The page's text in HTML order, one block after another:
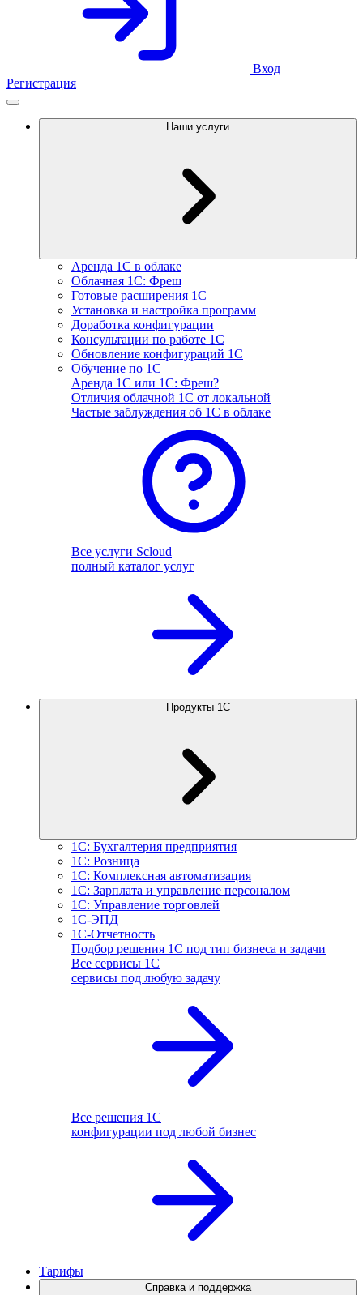
Вход
Регистрация
Наши услуги
Аренда 1С в облаке
Облачная 1С: Фреш
Готовые расширения 1С
Установка и настройка программ
Доработка конфигурации
Консультации по работе 1С
Обновление конфигураций 1С
Обучение по 1С
Аренда 1С или 1С: Фреш?
Отличия облачной 1С от локальной
Частые заблуждения об 1С в облаке
Все услуги Scloud
полный каталог услуг
Продукты 1С
1С: Бухгалтерия предприятия
1С: Розница
1С: Комплексная автоматизация
1С: Зарплата и управление персоналом
1С: Управление торговлей
1С-ЭПД
1С-Отчетность
Подбор решения 1С под тип бизнеса и задачи
Все сервисы 1С
сервисы под любую задачу
Все решения 1С
конфигурации под любой бизнес
Тарифы
Справка и поддержка